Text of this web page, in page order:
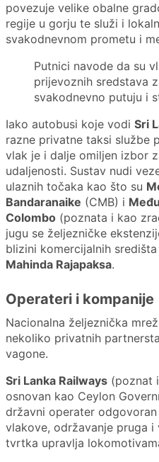
povezuje velike obalne
regije u gorju te služi i
svakodnevnom prometu i
Putnici navode da su
prijevoznih sredstava
svakodnevno putuju i
Iako autobusi koje vodi Sri
razne privatne taksi službe
vlak je i dalje omiljen izbor
udaljenosti. Sustav nudi
ulaznih točaka kao što su
Bandaranaike (CMB) i
Colombo (poznata i kao
jugu se željezničke
blizini komercijalnih
Mahinda Rajapaksa.
Operateri i kompanije
Nacionalna željeznička
nekoliko privatnih
vagone.
Sri Lanka Railways (poznat
osnovan kao Ceylon
državni operater
vlakove, održavanje pruga i
tvrtka upravlja